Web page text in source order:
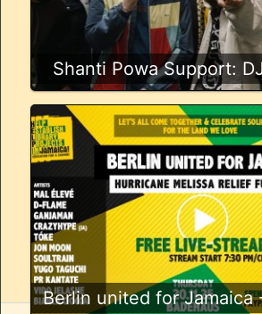
Shanti Powa Support:
Berlin united for Jamaica